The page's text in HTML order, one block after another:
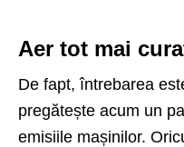
Aer tot mai
De fapt, întrebarea
pregătește acum un
emisiile mașinilor.